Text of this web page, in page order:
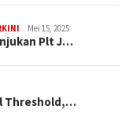
Mei 15, 2025
Plt J…
Threshold,…